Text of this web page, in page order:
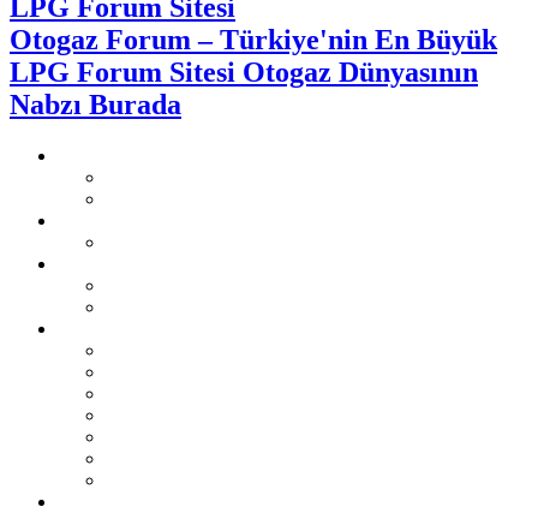
Otogaz Forum – Türkiye'nin En Büyük
LPG Forum Sitesi Otogaz Dünyasının
Nabzı Burada